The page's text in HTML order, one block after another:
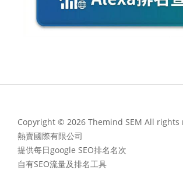
Copyright © 2026 Themind SEM All rights
熱賣國際有限公司
提供每日google SEO排名名次
自有SEO流量及排名工具